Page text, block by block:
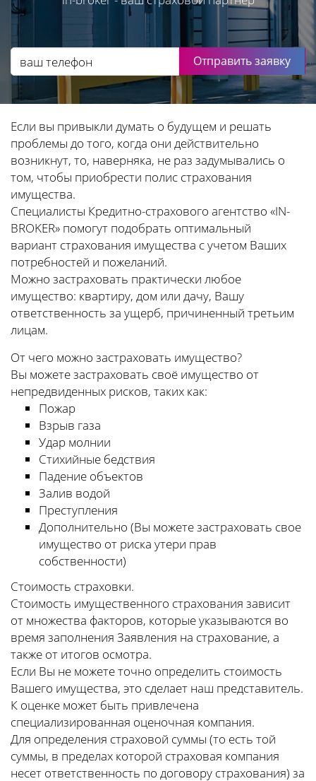
Отправить заявку
Если вы привыкли думать о будущем и решать
проблемы до того, когда они действительно
возникнут, то, наверняка, не раз задумывались о
том, чтобы приобрести полис страхования
имущества.
Специалисты Кредитно-страхового агентство «IN-
BROKER» помогут подобрать оптимальный
вариант страхования имущества с учетом Ваших
потребностей и пожеланий.
Можно застраховать практически любое
имущество: квартиру, дом или дачу, Вашу
ответственность за ущерб, причиненный третьим
лицам.
От чего можно застраховать имущество?
Вы можете застраховать своё имущество от
непредвиденных рисков, таких как:
Пожар
Взрыв газа
Удар молнии
Стихийные бедствия
Падение объектов
Залив водой
Преступления
Дополнительно (Вы можете застраховать свое
имущество от риска утери прав
собственности)
Стоимость страховки.
Стоимость имущественного страхования зависит
от множества факторов, которые указываются во
время заполнения Заявления на страхование, а
также от итогов осмотра.
Если Вы не можете точно определить стоимость
Вашего имущества, это сделает наш представитель.
К оценке может быть привлечена
специализированная оценочная компания.
Для определения страховой суммы (то есть той
суммы, в пределах которой страховая компания
несет ответственность по договору страхования) за